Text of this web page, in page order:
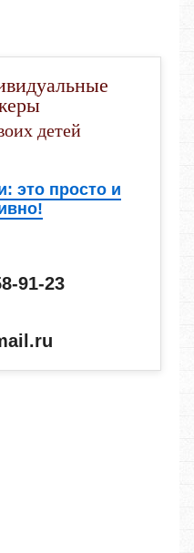
детей
это просто и
91-23